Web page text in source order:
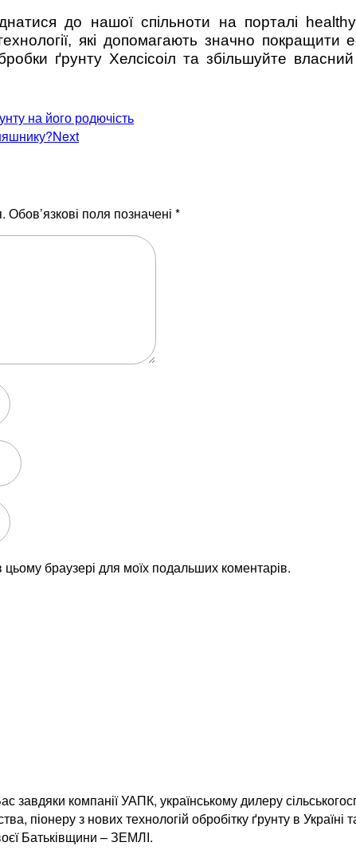
до нашої спільноти на порталі
які допомагають значно
ґрунту Хелсісоіл та збільшуйте
на його родючість
Next
Обов’язкові поля позначені *
браузері для моїх подальших коментарів.
завдяки компанії УАПК, українському дилеру
піонеру з нових технологій обробітку ґрунту в
Батьківщини – ЗЕМЛІ.